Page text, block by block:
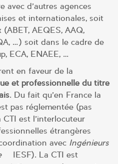
avec d’autres agences
et internationales, soit
AEQES, AAQ,
…) soit dans le cadre de
ECA, ENAEE, …
en faveur de la
et professionnelle du titre
. Du fait qu’en France la
pas réglementée (pas
est l’interlocuteur
étrangères
avec Ingénieurs
– IESF). La CTI est